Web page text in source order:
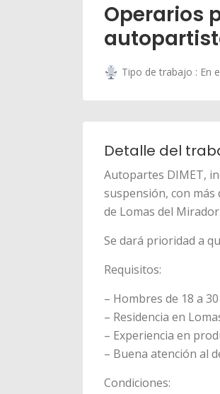
Operarios
Tipo de trabajo : En
Detalle del
Autopartes DIMET,
suspensión, con
de Lomas del Mirador.
Se dará prioridad a
Requisitos:
– Hombres de 18 a
– Residencia en
– Experiencia en
– Buena atención al
Condiciones: